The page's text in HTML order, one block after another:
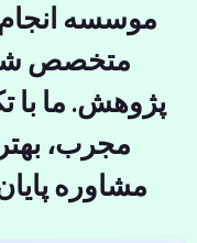
موسسه انجام
متخصص
پژوهش. ما با
مجرب،
مشاوره